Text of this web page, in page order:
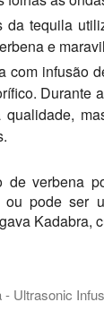
da tequila
e
com infusão
Durante
qualidade,
de verbena
ou pode ser
Kadabra,
- Ultrasonic